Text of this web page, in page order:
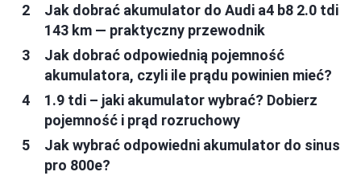
Jak dobrać akumulator do Audi a4 b8 2.0 tdi
143 km — praktyczny przewodnik
Jak dobrać odpowiednią pojemność
akumulatora, czyli ile prądu powinien mieć?
1.9 tdi – jaki akumulator wybrać? Dobierz
pojemność i prąd rozruchowy
Jak wybrać odpowiedni akumulator do sinus
pro 800e?